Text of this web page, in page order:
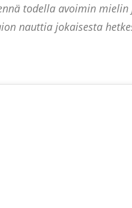
todella avoimin
nauttia jokaisesta